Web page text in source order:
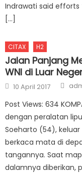
Indrawati said
[…]
CITAX H2
Jalan Panjang
WNI di Luar
Posted on
10 April 2017
Post Views: 634
dengan peralatan
Soeharto (54),
berkaca mata di
tangannya. Saat
dalamnya diberikan,